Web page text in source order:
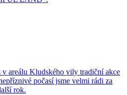
areálu Kludského vily tradiční akce
počasí jsme velmi rádi za
rok.